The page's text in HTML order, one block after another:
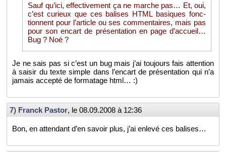
Sauf qu’ici, ef­fec­ti­ve­ment ça ne marche pas… Et, oui,
c’est cu­rieux que ces ba­lises HTML ba­siques fonc­
tionnent pour l’ar­ticle ou ses com­men­taires, mais pas
pour son en­cart de pré­sen­ta­tion en page d’ac­cueil…
Bug ? Noé ?
Je ne sais pas si c’est un bug mais j’ai tou­jours fais at­ten­tion
à sai­sir du texte simple dans l’en­cart de pré­sen­ta­tion qui n’a
ja­mais ac­cepté de for­ma­tage html… :)
7) Franck Pas­tor, le 08.09.2008 à 12:36
Bon, en at­ten­dant d’en sa­voir plus, j’ai en­levé ces ba­lises…